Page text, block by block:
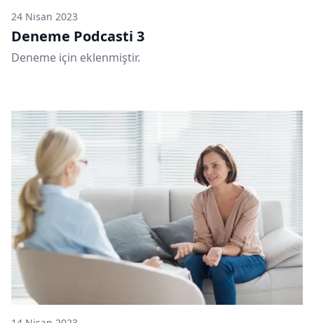
24 Nisan 2023
Deneme Podcasti 3
Deneme için eklenmiştir.